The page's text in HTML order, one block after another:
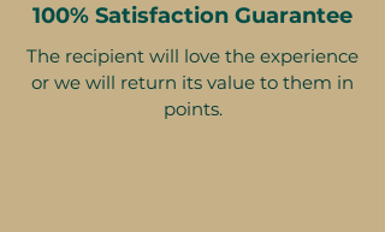
100% Satisfaction Guarantee
The recipient will love the experience
or we will return its value to them in
points.